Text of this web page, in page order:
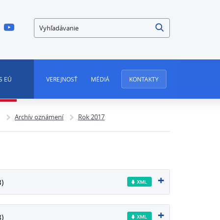
Vyhľadávanie
EÚ VEREJNOSŤ MÉDIÁ KONTAKTY
Archív oznámení Rok 2017